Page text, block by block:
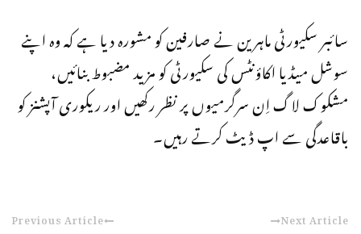
سائبر سکیورٹی ماہرین نے صارفین کو مشورہ دیا ہے کہ وہ اپنے
سوشل میڈیا اکاؤنٹس کی سکیورٹی کو مزید مضبوط بنائیں،
مشکوک لاگ اِن سرگرمیوں پر نظر رکھیں اور ریکوری آپشنز کو
باقاعدگی سے اپ ڈیٹ کرتے رہیں۔
Previous Article Next Article